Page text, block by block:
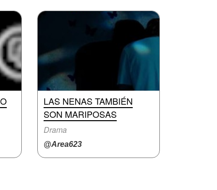
LAS NENAS TAMBIÉN
SON MARIPOSAS
Drama
@Area623